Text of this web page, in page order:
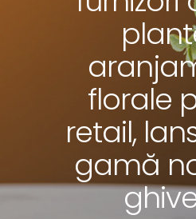
florale
retail,
gamă